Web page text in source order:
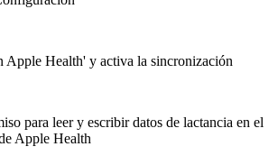
Apple Health' y activa la sincronización
para leer y escribir datos de lactancia en el
Apple Health